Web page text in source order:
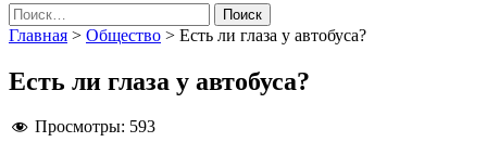
Найти:
Главная > Общество > Есть ли глаза у автобуса?
Есть ли глаза у автобуса?
Просмотры: 593